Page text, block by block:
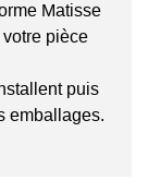
Matisse
pièce
puis
emballages.
de la